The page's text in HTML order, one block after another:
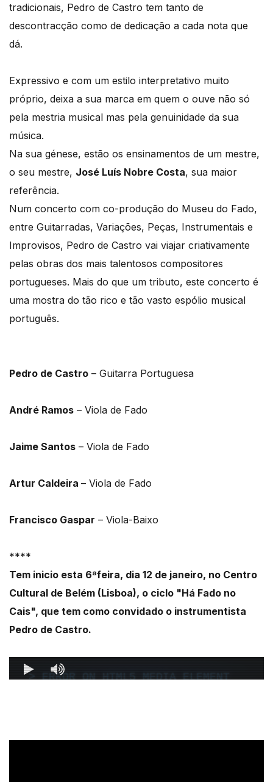
tradicionais, Pedro de Castro tem tanto de
descontracção como de dedicação a cada nota que
dá.
Expressivo e com um estilo interpretativo muito
próprio, deixa a sua marca em quem o ouve não só
pela mestria musical mas pela genuinidade da sua
música.
Na sua génese, estão os ensinamentos de um mestre,
o seu mestre, José Luís Nobre Costa, sua maior
referência.
Num concerto com co-produção do Museu do Fado,
entre Guitarradas, Variações, Peças, Instrumentais e
Improvisos, Pedro de Castro vai viajar criativamente
pelas obras dos mais talentosos compositores
portugueses. Mais do que um tributo, este concerto é
uma mostra do tão rico e tão vasto espólio musical
português.
Pedro de Castro – Guitarra Portuguesa
André Ramos – Viola de Fado
Jaime Santos – Viola de Fado
Artur Caldeira – Viola de Fado
Francisco Gaspar – Viola-Baixo
****
Tem inicio esta 6ªfeira, dia 12 de janeiro, no Centro
Cultural de Belém (Lisboa), o ciclo "Há Fado no
Cais", que tem como convidado o instrumentista
Pedro de Castro.